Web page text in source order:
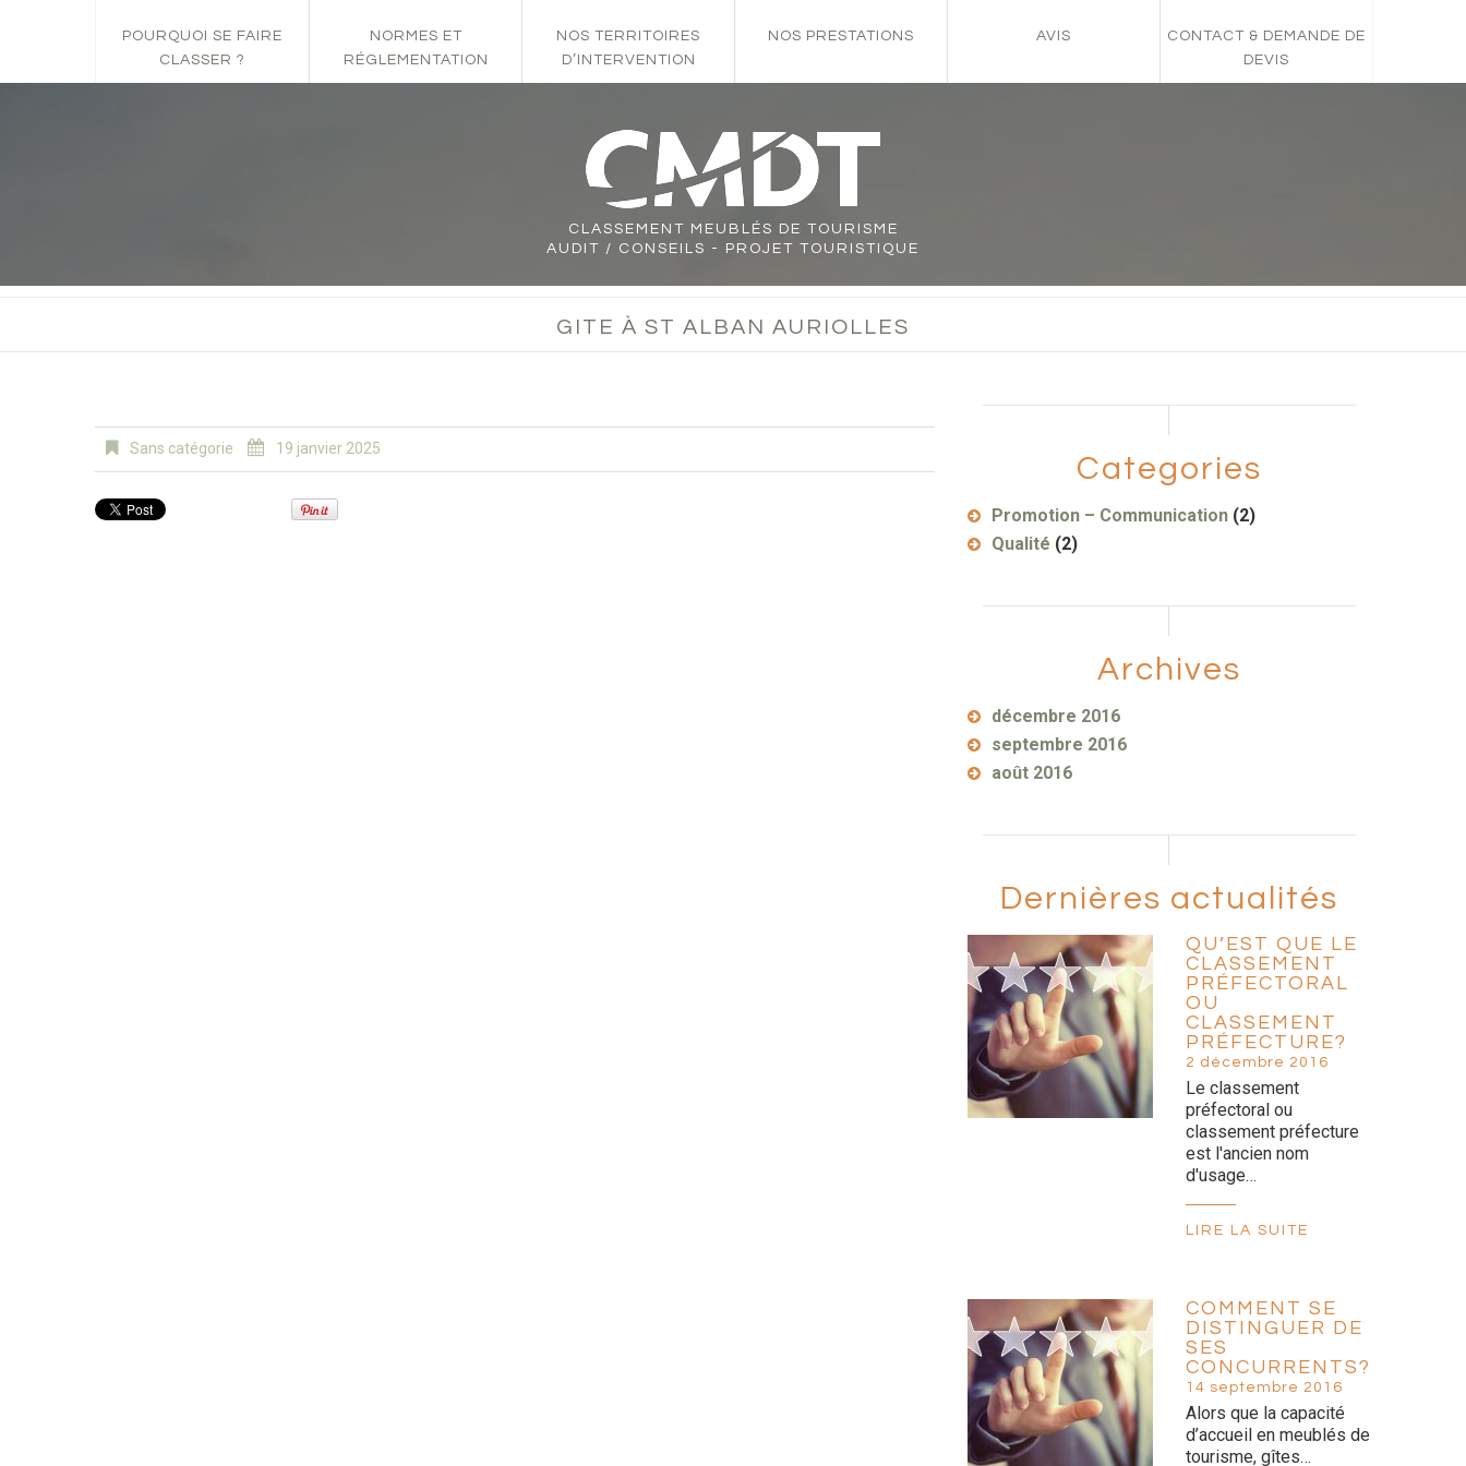
POURQUOI SE FAIRE
CLASSER ?
NORMES ET
RÉGLEMENTATION
NOS TERRITOIRES
D’INTERVENTION
NOS PRESTATIONS AVIS
CONTACT & DEMANDE DE
DEVIS
CLASSEMENT
MEUBLÉS DE TOURISME
AUDIT / CONSEILS - PROJET TOURISTIQUE
GITE À ST ALBAN AURIOLLES
Sans catégorie 19 janvier 2025
Categories
Promotion – Communication (2)
Qualité (2)
Archives
décembre 2016
septembre 2016
août 2016
Dernières actualités
QU’EST QUE LE
CLASSEMENT
PRÉFECTORAL
OU
CLASSEMENT
PRÉFECTURE?
2 décembre 2016
Le classement
préfectoral ou
classement préfecture
est l'ancien nom
d'usage…
LIRE LA SUITE
COMMENT SE
DISTINGUER DE
SES
CONCURRENTS?
14 septembre 2016
Alors que la capacité
d’accueil en meublés de
tourisme, gîtes…